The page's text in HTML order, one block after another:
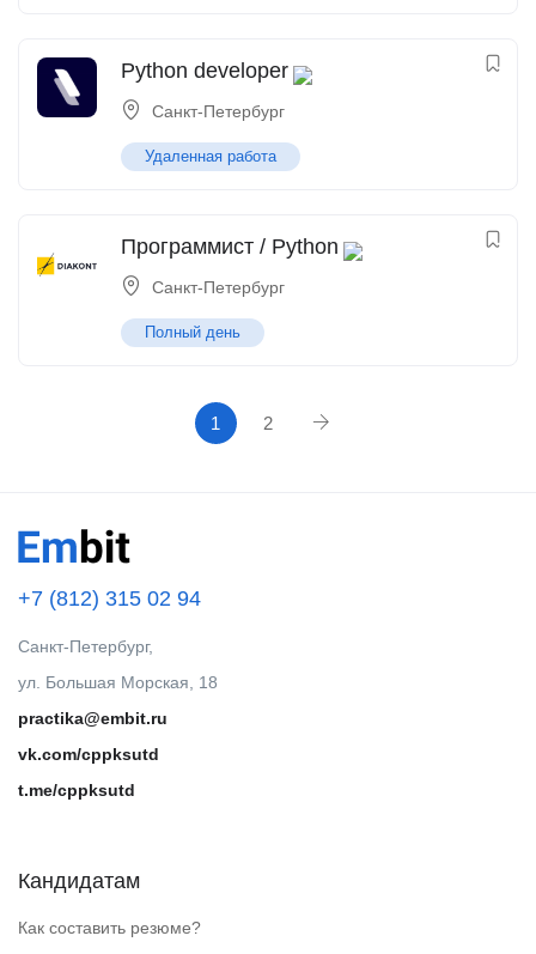
Python developer
Санкт-Петербург
Удаленная работа
Программист / Python
Санкт-Петербург
Полный день
1 2
+7 (812) 315 02 94
Санкт-Петербург,
ул. Большая Морская, 18
practika@embit.ru
vk.com/cppksutd
t.me/cppksutd
Кандидатам
Как составить резюме?